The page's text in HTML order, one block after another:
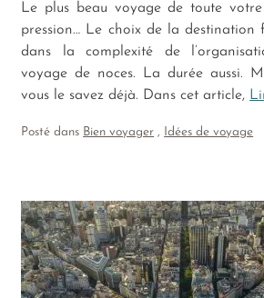
Le plus beau voyage de toute
pression… Le choix de la destination
dans la complexité de
voyage de noces. La durée aussi.
vous le savez déjà. Dans cet article,
Posté dans Bien voyager , Idées de voyage